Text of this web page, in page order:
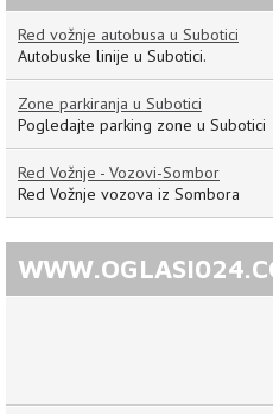
Red vožnje autobusa u Subotici
Autobuske linije u Subotici.
Zone parkiranja u Subotici
Pogledajte parking zone u Subotici
Red Vožnje - Vozovi-Sombor
Red Vožnje vozova iz Sombora